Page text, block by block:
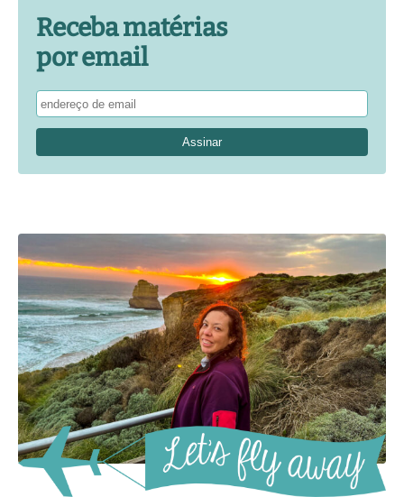
Receba matérias
por email